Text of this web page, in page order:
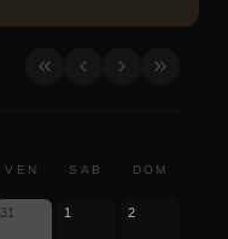
VEN SAB DOM
31 1 2